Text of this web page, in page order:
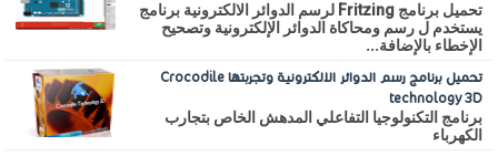
تحميل برنامج Fritzing لرسم الدوائر الالكترونية برنامج
يستخدم ل رسم ومحاكاة الدوائر الإلكترونية وتصحيح
الإخطاء بالإضافة...
تحميل برنامج رسم الدوائر الالكترونية وتجربتها Crocodile
technology 3D
برنامج التكنولوجيا التفاعلي المدهش الخاص بتجارب
الكهرباء